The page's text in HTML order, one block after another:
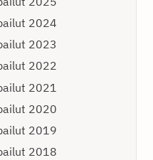
2024
2023
2022
2021
2020
2019
2018